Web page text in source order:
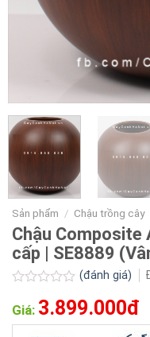
Sản phẩm / Chậu trồng cây
Chậu
cấp | SE8889
xếp
(đánh giá)
Giá: 3.899.000đ